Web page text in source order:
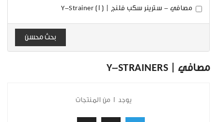
مصافي - سترينر سكب فلنج | Y-Strainer (1)
بحث محسن
مصافي | Y-STRAINERS
يوجد 1 من المنتجات